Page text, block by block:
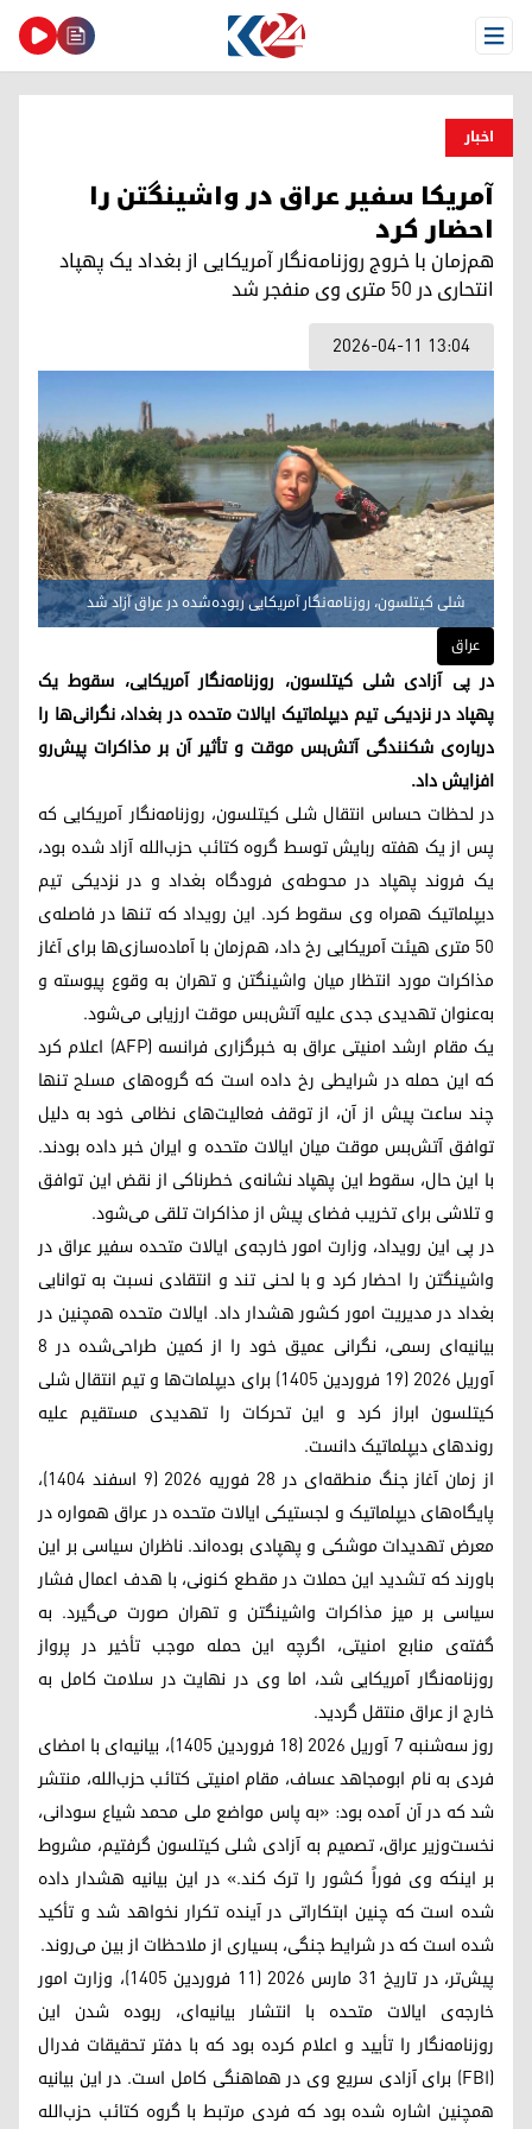
Open Menu
اخبار
آمریکا سفیر عراق در واشینگتن را
احضار کرد
هم‌زمان با خروج روزنامه‌نگار آمریکایی از بغداد یک پهپاد
انتحاری در ٥٠ متری وی منفجر شد
2026-04-11 13:04
شلی کیتلسون، روزنامه‌نگار آمریکایی ربوده‌شده در عراق آزاد شد
عراق
در پی آزادی شلی کیتلسون، روزنامه‌نگار آمریکایی، سقوط یک
پهپاد در نزدیکی تیم دیپلماتیک ایالات متحده در بغداد، نگرانی‌ها را
درباره‌ی شکنندگی آتش‌بس موقت و تأثیر آن بر مذاکرات پیش‌رو
افزایش داد.
در لحظات حساس انتقال شلی کیتلسون، روزنامه‌نگار آمریکایی که
پس از یک هفته ربایش توسط گروه کتائب حزب‌الله آزاد شده بود،
یک فروند پهپاد در محوطه‌ی فرودگاه بغداد و در نزدیکی تیم
دیپلماتیک همراه وی سقوط کرد. این رویداد که تنها در فاصله‌ی
۵۰ متری هیئت آمریکایی رخ داد، هم‌زمان با آماده‌سازی‌ها برای آغاز
مذاکرات مورد انتظار میان واشینگتن و تهران به وقوع پیوسته و
به‌عنوان تهدیدی جدی علیه آتش‌بس موقت ارزیابی می‌شود.
یک مقام ارشد امنیتی عراق به خبرگزاری فرانسه (AFP) اعلام کرد
که این حمله در شرایطی رخ داده است که گروه‌های مسلح تنها
چند ساعت پیش از آن، از توقف فعالیت‌های نظامی خود به دلیل
توافق آتش‌بس موقت میان ایالات متحده و ایران خبر داده بودند.
با این حال، سقوط این پهپاد نشانه‌ی خطرناکی از نقض این توافق
و تلاشی برای تخریب فضای پیش از مذاکرات تلقی می‌شود.
در پی این رویداد، وزارت امور خارجه‌ی ایالات متحده سفیر عراق در
واشینگتن را احضار کرد و با لحنی تند و انتقادی نسبت به توانایی
بغداد در مدیریت امور کشور هشدار داد. ایالات متحده همچنین در
بیانیه‌ای رسمی، نگرانی عمیق خود را از کمین طراحی‌شده در ۸
آوریل ۲۰۲۶ (۱۹ فروردین ۱۴۰۵) برای دیپلمات‌ها و تیم انتقال شلی
کیتلسون ابراز کرد و این تحرکات را تهدیدی مستقیم علیه
روندهای دیپلماتیک دانست.
از زمان آغاز جنگ منطقه‌ای در ۲۸ فوریه ۲۰۲۶ (۹ اسفند ۱۴۰۴)،
پایگاه‌های دیپلماتیک و لجستیکی ایالات متحده در عراق همواره در
معرض تهدیدات موشکی و پهپادی بوده‌اند. ناظران سیاسی بر این
باورند که تشدید این حملات در مقطع کنونی، با هدف اعمال فشار
سیاسی بر میز مذاکرات واشینگتن و تهران صورت می‌گیرد. به
گفته‌ی منابع امنیتی، اگرچه این حمله موجب تأخیر در پرواز
روزنامه‌نگار آمریکایی شد، اما وی در نهایت در سلامت کامل به
خارج از عراق منتقل گردید.
روز سه‌شنبه ۷ آوریل ۲۰۲۶ (۱۸ فروردین ۱۴۰۵)، بیانیه‌ای با امضای
فردی به نام ابومجاهد عساف، مقام امنیتی کتائب حزب‌الله، منتشر
شد که در آن آمده بود: «به پاس مواضع ملی محمد شیاع سودانی،
نخست‌وزیر عراق، تصمیم به آزادی شلی کیتلسون گرفتیم، مشروط
بر اینکه وی فوراً کشور را ترک کند.» در این بیانیه هشدار داده
شده است که چنین ابتکاراتی در آینده تکرار نخواهد شد و تأکید
شده است که در شرایط جنگی، بسیاری از ملاحظات از بین می‌روند.
پیش‌تر، در تاریخ ۳۱ مارس ۲۰۲۶ (۱۱ فروردین ۱۴۰۵)، وزارت امور
خارجه‌ی ایالات متحده با انتشار بیانیه‌ای، ربوده شدن این
روزنامه‌نگار را تأیید و اعلام کرده بود که با دفتر تحقیقات فدرال
(FBI) برای آزادی سریع وی در هماهنگی کامل است. در این بیانیه
همچنین اشاره شده بود که فردی مرتبط با گروه کتائب حزب‌الله